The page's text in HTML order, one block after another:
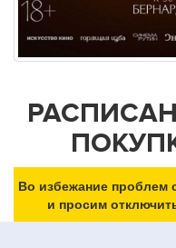
Во избежание проблем
и просим